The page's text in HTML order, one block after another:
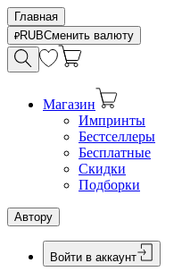
Главная
RUBСменить валюту
Магазин
Импринты
Бестселлеры
Бесплатные
Скидки
Подборки
Автору
Войти в аккаунт